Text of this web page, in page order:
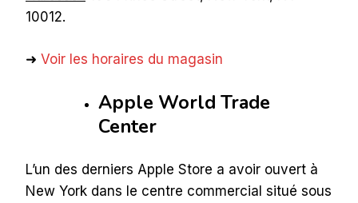
10012.
➜ Voir les horaires du magasin
Apple World Trade
Center
L’un des derniers Apple Store a avoir ouvert à
New York dans le centre commercial situé sous